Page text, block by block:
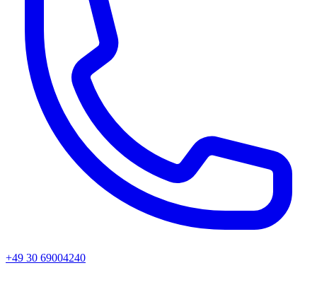
+49 30 69004240